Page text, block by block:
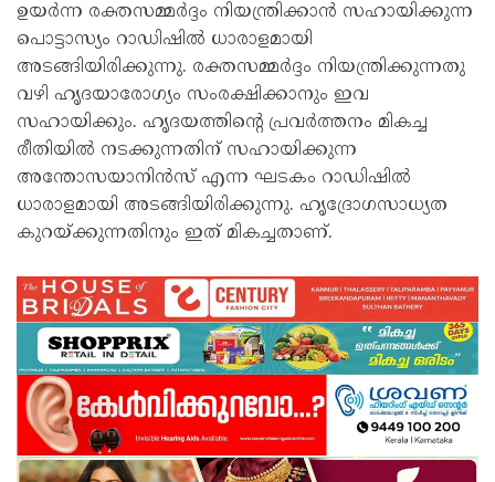
ഉയര്‍ന്ന രക്തസമ്മര്‍ദ്ദം നിയന്ത്രിക്കാന്‍ സഹായിക്കുന്ന
പൊട്ടാസ്യം റാഡിഷില്‍ ധാരാളമായി
അടങ്ങിയിരിക്കുന്നു. രക്തസമ്മര്‍ദ്ദം നിയന്ത്രിക്കുന്നതു
വഴി ഹൃദയാരോഗ്യം സംരക്ഷിക്കാനും ഇവ
സഹായിക്കും. ഹൃദയത്തിന്‍റെ പ്രവര്‍ത്തനം മികച്ച
രീതിയില്‍ നടക്കുന്നതിന് സഹായിക്കുന്ന
അന്തോസയാനിന്‍സ് എന്ന ഘടകം റാഡിഷില്‍
ധാരാളമായി അടങ്ങിയിരിക്കുന്നു. ഹൃദ്രോഗസാധ്യത
കുറയ്ക്കുന്നതിനും ഇത് മികച്ചതാണ്.